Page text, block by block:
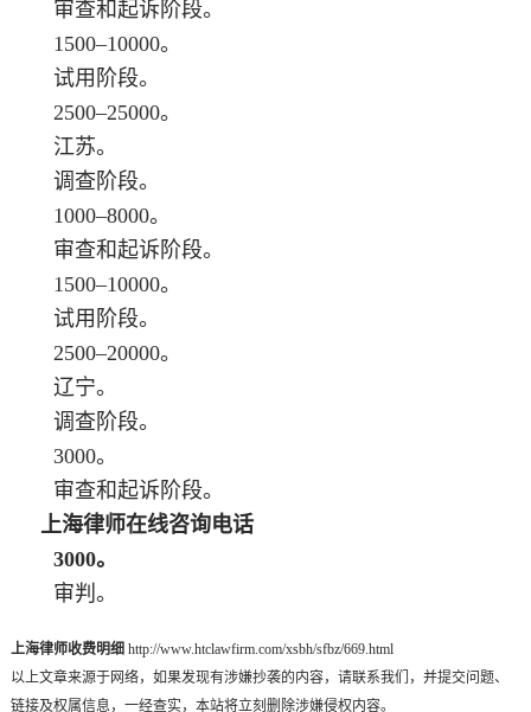
审查和起诉阶段。
1500–10000。
试用阶段。
2500–25000。
江苏。
调查阶段。
1000–8000。
审查和起诉阶段。
1500–10000。
试用阶段。
2500–20000。
辽宁。
调查阶段。
3000。
审查和起诉阶段。
上海律师在线咨询电话
3000。
审判。
上海律师收费明细 http://www.htclawfirm.com/xsbh/sfbz/669.html
以上文章来源于网络，如果发现有涉嫌抄袭的内容，请联系我们，并提交问题、
链接及权属信息，一经查实，本站将立刻删除涉嫌侵权内容。